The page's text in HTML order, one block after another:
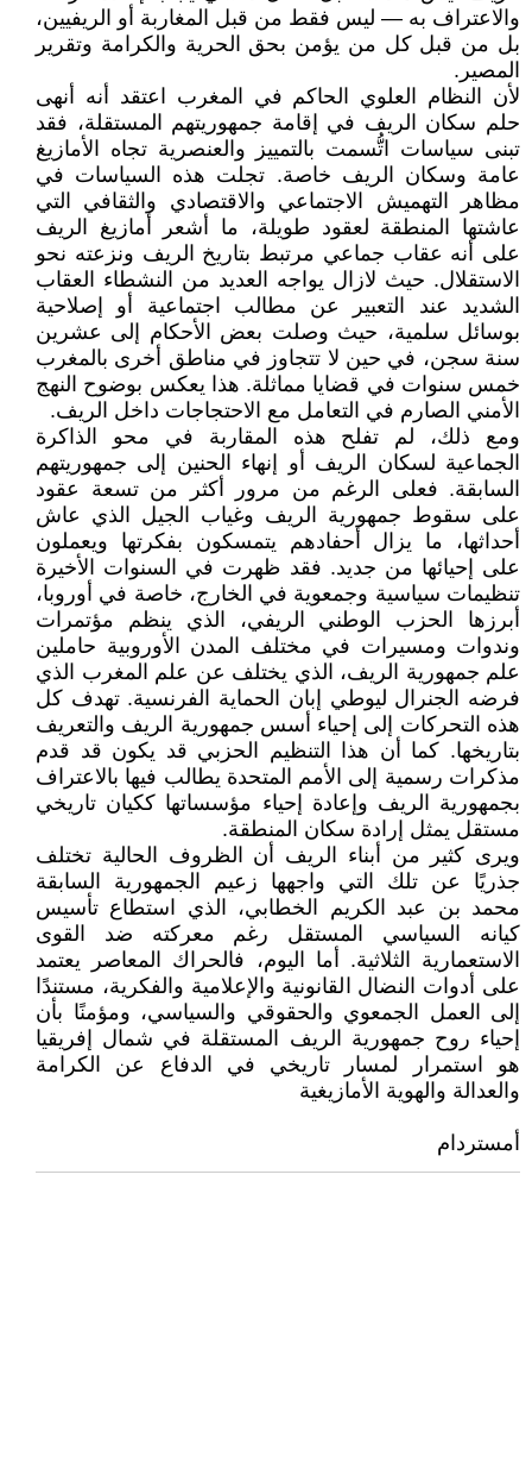
والاعتراف به — ليس فقط من قبل المغاربة أو الريفيين،
بل من قبل كل من يؤمن بحق الحرية والكرامة وتقرير
المصير.
لأن النظام العلوي الحاكم في المغرب اعتقد أنه أنهى
حلم سكان الريف في إقامة جمهوريتهم المستقلة، فقد
تبنى سياسات اتُّسمت بالتمييز والعنصرية تجاه الأمازيغ
عامة وسكان الريف خاصة. تجلت هذه السياسات في
مظاهر التهميش الاجتماعي والاقتصادي والثقافي التي
عاشتها المنطقة لعقود طويلة، ما أشعر أمازيغ الريف
على أنه عقاب جماعي مرتبط بتاريخ الريف ونزعته نحو
الاستقلال. حيث لازال يواجه العديد من النشطاء العقاب
الشديد عند التعبير عن مطالب اجتماعية أو إصلاحية
بوسائل سلمية، حيث وصلت بعض الأحكام إلى عشرين
سنة سجن، في حين لا تتجاوز في مناطق أخرى بالمغرب
خمس سنوات في قضايا مماثلة. هذا يعكس بوضوح النهج
الأمني الصارم في التعامل مع الاحتجاجات داخل الريف.
ومع ذلك، لم تفلح هذه المقاربة في محو الذاكرة
الجماعية لسكان الريف أو إنهاء الحنين إلى جمهوريتهم
السابقة. فعلى الرغم من مرور أكثر من تسعة عقود
على سقوط جمهورية الريف وغياب الجيل الذي عاش
أحداثها، ما يزال أحفادهم يتمسكون بفكرتها ويعملون
على إحيائها من جديد. فقد ظهرت في السنوات الأخيرة
تنظيمات سياسية وجمعوية في الخارج، خاصة في أوروبا،
أبرزها الحزب الوطني الريفي، الذي ينظم مؤتمرات
وندوات ومسيرات في مختلف المدن الأوروبية حاملين
علم جمهورية الريف، الذي يختلف عن علم المغرب الذي
فرضه الجنرال ليوطي إبان الحماية الفرنسية. تهدف كل
هذه التحركات إلى إحياء أسس جمهورية الريف والتعريف
بتاريخها. كما أن هذا التنظيم الحزبي قد يكون قد قدم
مذكرات رسمية إلى الأمم المتحدة يطالب فيها بالاعتراف
بجمهورية الريف وإعادة إحياء مؤسساتها ككيان تاريخي
مستقل يمثل إرادة سكان المنطقة.
ويرى كثير من أبناء الريف أن الظروف الحالية تختلف
جذريًا عن تلك التي واجهها زعيم الجمهورية السابقة
محمد بن عبد الكريم الخطابي، الذي استطاع تأسيس
كيانه السياسي المستقل رغم معركته ضد القوى
الاستعمارية الثلاثية. أما اليوم، فالحراك المعاصر يعتمد
على أدوات النضال القانونية والإعلامية والفكرية، مستندًا
إلى العمل الجمعوي والحقوقي والسياسي، ومؤمنًا بأن
إحياء روح جمهورية الريف المستقلة في شمال إفريقيا
هو استمرار لمسار تاريخي في الدفاع عن الكرامة
والعدالة والهوية الأمازيغية
أمستردام